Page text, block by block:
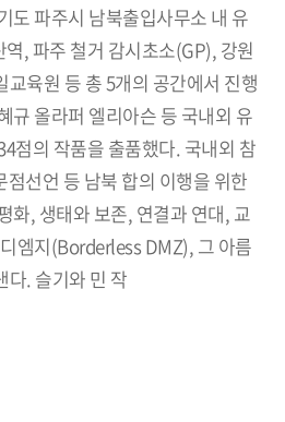
도 파주시 남북출입사무소 내 유
, 파주 철거 감시초소(GP), 강원
육원 등 총 5개의 공간에서 진행
규 올라퍼 엘리아슨 등 국내외 유
점의 작품을 출품했다. 국내외 참
선언 등 남북 합의 이행을 위한
화, 생태와 보존, 연결과 연대, 교
엠지(Borderless DMZ), 그 아름
다. 슬기와 민 작